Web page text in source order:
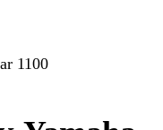
1100